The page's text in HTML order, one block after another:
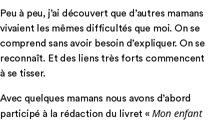
Peu à peu, j’ai découvert que d’autres mamans
vivaient les mêmes difficultés que moi. On se
comprend sans avoir besoin d’expliquer. On se
reconnaît. Et des liens très forts commencent
à se tisser.
Avec quelques mamans nous avons d’abord
participé à la rédaction du livret « Mon enfant